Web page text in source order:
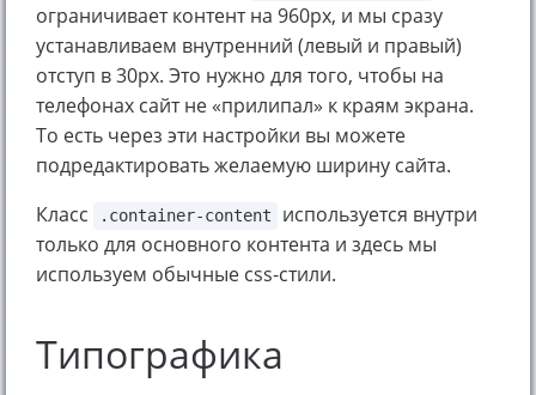
ограничивает контент на 960px, и мы сразу
устанавливаем внутренний (левый и правый)
отступ в 30px. Это нужно для того, чтобы на
телефонах сайт не «прилипал» к краям экрана.
То есть через эти настройки вы можете
подредактировать желаемую ширину сайта.
Класс
.container-content
используется внутри
только для основного контента и здесь мы
используем обычные css-стили.
Типографика